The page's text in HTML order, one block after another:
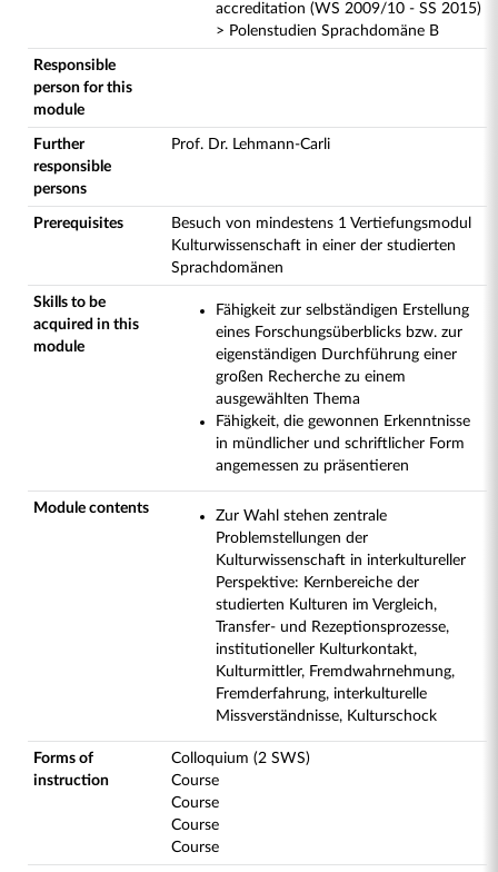
accreditation (WS 2009/10 - SS 2015)
> Polenstudien Sprachdomäne B
Responsible
person for this
module
Further
responsible
persons
Prof. Dr. Lehmann-Carli
Prerequisites
Besuch von mindestens 1 Vertiefungsmodul
Kulturwissenschaft in einer der studierten
Sprachdomänen
Skills to be
acquired in this
module
Fähigkeit zur selbständigen Erstellung
eines Forschungsüberblicks bzw. zur
eigenständigen Durchführung einer
großen Recherche zu einem
ausgewählten Thema
Fähigkeit, die gewonnen Erkenntnisse
in mündlicher und schriftlicher Form
angemessen zu präsentieren
Module contents
Zur Wahl stehen zentrale
Problemstellungen der
Kulturwissenschaft in interkultureller
Perspektive: Kernbereiche der
studierten Kulturen im Vergleich,
Transfer- und Rezeptionsprozesse,
institutioneller Kulturkontakt,
Kulturmittler, Fremdwahrnehmung,
Fremderfahrung, interkulturelle
Missverständnisse, Kulturschock
Forms of
instruction
Colloquium (2 SWS)
Course
Course
Course
Course